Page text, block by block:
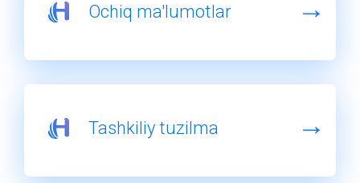
Ochiq ma'lumotlar
Tashkiliy tuzilma